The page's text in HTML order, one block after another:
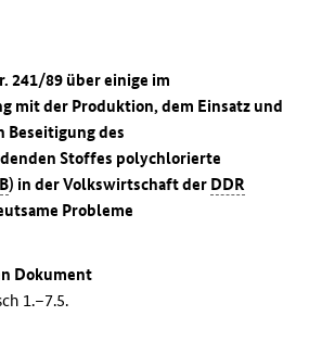
241/89 über einige im
mit der Produktion, dem Einsatz und
Beseitigung des
Stoffes polychlorierte
) in der Volkswirtschaft der DDR
Probleme
Dokument
1.–7.5.